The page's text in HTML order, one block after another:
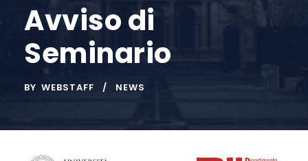
Avviso di
Seminario
BY WEBSTAFF NEWS